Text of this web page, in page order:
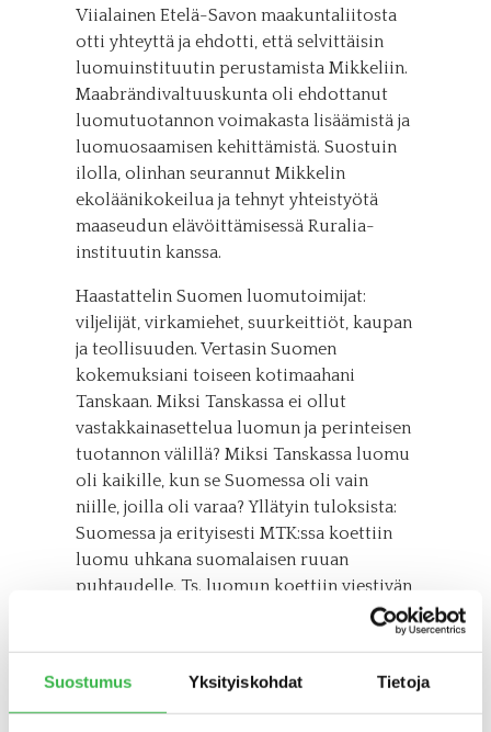
Suostumus Yksityiskohdat Tietoja
Viialainen Etelä-Savon maakuntaliitosta
otti yhteyttä ja ehdotti, että selvittäisin
luomuinstituutin perustamista Mikkeliin.
Maabrändivaltuuskunta oli ehdottanut
luomutuotannon voimakasta lisäämistä ja
luomuosaamisen kehittämistä. Suostuin
ilolla, olinhan seurannut Mikkelin
ekoläänikokeilua ja tehnyt yhteistyötä
maaseudun elävöittämisessä Ruralia-
instituutin kanssa.
Haastattelin Suomen luomutoimijat:
viljelijät, virkamiehet, suurkeittiöt, kaupan
ja teollisuuden. Vertasin Suomen
kokemuksiani toiseen kotimaahani
Tanskaan. Miksi Tanskassa ei ollut
vastakkainasettelua luomun ja perinteisen
tuotannon välillä? Miksi Tanskassa luomu
oli kaikille, kun se Suomessa oli vain
niille, joilla oli varaa? Yllätyin tuloksista:
Suomessa ja erityisesti MTK:ssa koettiin
luomu uhkana suomalaisen ruuan
puhtaudelle. Ts. luomun koettiin viestivän
tanskalainen luomumaito, -juustot ja
luomuliha valloittivat markkinoita, ei